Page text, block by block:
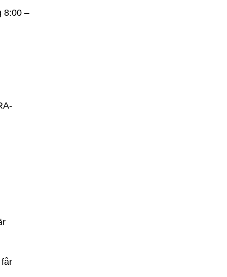
8:00 –